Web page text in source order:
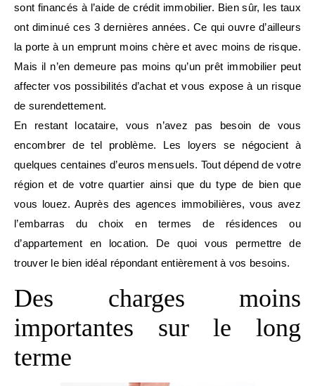
sont financés à l’aide de crédit immobilier. Bien sûr, les taux
ont diminué ces 3 dernières années. Ce qui ouvre d’ailleurs
la porte à un emprunt moins chère et avec moins de risque.
Mais il n’en demeure pas moins qu’un prêt immobilier peut
affecter vos possibilités d’achat et vous expose à un risque
de surendettement.
En restant locataire, vous n’avez pas besoin de vous
encombrer de tel problème. Les loyers se négocient à
quelques centaines d’euros mensuels. Tout dépend de votre
région et de votre quartier ainsi que du type de bien que
vous louez. Auprès des agences immobilières, vous avez
l’embarras du choix en termes de résidences ou
d’appartement en location. De quoi vous permettre de
trouver le bien idéal répondant entièrement à vos besoins.
Des charges moins
importantes sur le long
terme